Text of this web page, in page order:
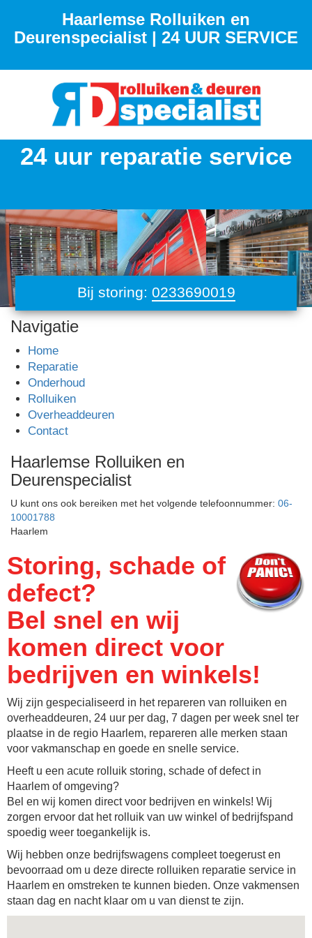
Haarlemse Rolluiken en
Deurenspecialist | 24 UUR SERVICE
24 uur reparatie service
Bij storing: 0233690019
Navigatie
Home
Reparatie
Onderhoud
Rolluiken
Overheaddeuren
Contact
Haarlemse Rolluiken en
Deurenspecialist
U kunt ons ook bereiken met het volgende telefoonnummer: 06-
10001788
Haarlem
Storing, schade of
defect?
Bel snel en wij
komen direct voor
bedrijven en winkels!
Wij zijn gespecialiseerd in het repareren van rolluiken en
overheaddeuren, 24 uur per dag, 7 dagen per week snel ter
plaatse in de regio Haarlem, repareren alle merken staan
voor vakmanschap en goede en snelle service.
Heeft u een acute rolluik storing, schade of defect in
Haarlem of omgeving?
Bel en wij komen direct voor bedrijven en winkels! Wij
zorgen ervoor dat het rolluik van uw winkel of bedrijfspand
spoedig weer toegankelijk is.
Wij hebben onze bedrijfswagens compleet toegerust en
bevoorraad om u deze directe rolluiken reparatie service in
Haarlem en omstreken te kunnen bieden. Onze vakmensen
staan dag en nacht klaar om u van dienst te zijn.